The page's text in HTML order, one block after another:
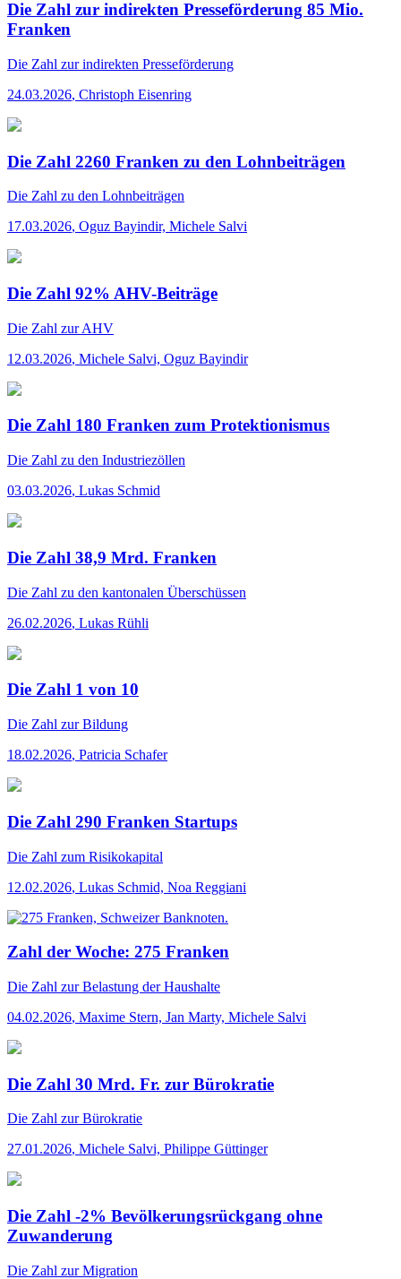
Die Zahl zur indirekten Presseförderung 85 Mio.
Franken
Die Zahl zur indirekten Presseförderung
24.03.2026, Christoph Eisenring
Die Zahl 2260 Franken zu den Lohnbeiträgen
Die Zahl zu den Lohnbeiträgen
17.03.2026, Oguz Bayindir, Michele Salvi
Die Zahl 92% AHV-Beiträge
Die Zahl zur AHV
12.03.2026, Michele Salvi, Oguz Bayindir
Die Zahl 180 Franken zum Protektionismus
Die Zahl zu den Industriezöllen
03.03.2026, Lukas Schmid
Die Zahl 38,9 Mrd. Franken
Die Zahl zu den kantonalen Überschüssen
26.02.2026, Lukas Rühli
Die Zahl 1 von 10
Die Zahl zur Bildung
18.02.2026, Patricia Schafer
Die Zahl 290 Franken Startups
Die Zahl zum Risikokapital
12.02.2026, Lukas Schmid, Noa Reggiani
Zahl der Woche: 275 Franken
Die Zahl zur Belastung der Haushalte
04.02.2026, Maxime Stern, Jan Marty, Michele Salvi
Die Zahl 30 Mrd. Fr. zur Bürokratie
Die Zahl zur Bürokratie
27.01.2026, Michele Salvi, Philippe Güttinger
Die Zahl -2% Bevölkerungsrückgang ohne
Zuwanderung
Die Zahl zur Migration